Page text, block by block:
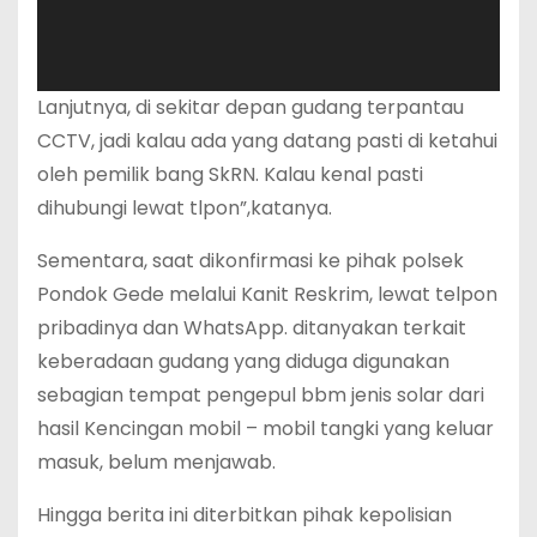
Lanjutnya, di sekitar depan gudang terpantau
CCTV, jadi kalau ada yang datang pasti di ketahui
oleh pemilik bang SkRN. Kalau kenal pasti
dihubungi lewat tlpon”,katanya.
Sementara, saat dikonfirmasi ke pihak polsek
Pondok Gede melalui Kanit Reskrim, lewat telpon
pribadinya dan WhatsApp. ditanyakan terkait
keberadaan gudang yang diduga digunakan
sebagian tempat pengepul bbm jenis solar dari
hasil Kencingan mobil – mobil tangki yang keluar
masuk, belum menjawab.
Hingga berita ini diterbitkan pihak kepolisian